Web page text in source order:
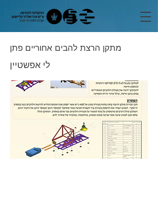
מתקן הרצת להבים אחוריים פתן
לי אפשטיין